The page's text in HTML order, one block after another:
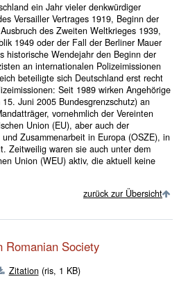
ein Jahr vieler denkwürdiger
Versailler Vertrages 1919, Beginn der
des Zweiten Weltkrieges 1939,
1949 oder der Fall der Berliner Mauer
historische Wendejahr den Beginn der
an internationalen Polizeimissionen
beteiligte sich Deutschland erst recht
Seit 1989 wirken Angehörige
Juni 2005 Bundesgrenzschutz) an
vornehmlich der Vereinten
Union (EU), aber auch der
Zusammenarbeit in Europa (OSZE), in
Zeitweilig waren sie auch unter dem
Union (WEU) aktiv, die aktuell keine
zurück zur Übersicht
Romanian Society
Zitation(ris, 1 KB)